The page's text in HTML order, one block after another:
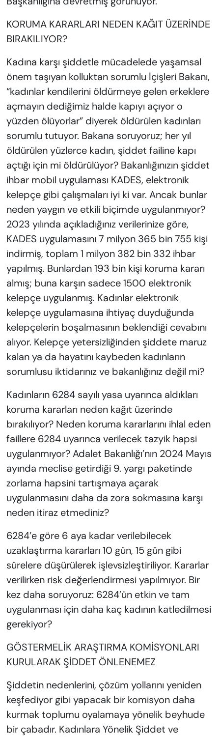
KORUMA KARARLARI NEDEN KAĞIT ÜZERİNDE
BIRAKILIYOR?
Kadına karşı şiddetle mücadelede yaşamsal
önem taşıyan kolluktan sorumlu İçişleri Bakanı,
“kadınlar kendilerini öldürmeye gelen erkeklere
açmayın dediğimiz halde kapıyı açıyor o
yüzden ölüyorlar” diyerek öldürülen kadınları
sorumlu tutuyor. Bakana soruyoruz; her yıl
öldürülen yüzlerce kadın, şiddet failine kapı
açtığı için mi öldürülüyor? Bakanlığınızın şiddet
ihbar mobil uygulaması KADES, elektronik
kelepçe gibi çalışmaları iyi ki var. Ancak bunlar
neden yaygın ve etkili biçimde uygulanmıyor?
2023 yılında açıkladığınız verilerinize göre,
KADES uygulamasını 7 milyon 365 bin 755 kişi
indirmiş, toplam 1 milyon 382 bin 332 ihbar
yapılmış. Bunlardan 193 bin kişi koruma kararı
almış; buna karşın sadece 1500 elektronik
kelepçe uygulanmış. Kadınlar elektronik
kelepçe uygulamasına ihtiyaç duyduğunda
kelepçelerin boşalmasının beklendiği cevabını
alıyor. Kelepçe yetersizliğinden şiddete maruz
kalan ya da hayatını kaybeden kadınların
sorumlusu iktidarınız ve bakanlığınız değil mi?
Kadınların 6284sayılı yasa uyarınca aldıkları
koruma kararları neden kağıt üzerinde
bırakılıyor? Neden koruma kararlarını ihlal eden
faillere 6284 uyarınca verilecek tazyik hapsi
uygulanmıyor? Adalet Bakanlığı’nın 2024 Mayıs
ayında meclise getirdiği 9. yargı paketinde
zorlama hapsini tartışmaya açarak
uygulanmasını daha da zora sokmasına karşı
neden itiraz etmediniz?
6284’e göre 6 aya kadar verilebilecek
uzaklaştırma kararları 10 gün, 15 gün gibi
sürelere düşürülerek işlevsizleştiriliyor. Kararlar
verilirken risk değerlendirmesi yapılmıyor. Bir
kez daha soruyoruz: 6284’ün etkin ve tam
uygulanması için daha kaç kadının katledilmesi
gerekiyor?
GÖSTERMELİK ARAŞTIRMA KOMİSYONLARI
KURULARAK ŞİDDET ÖNLENEMEZ
Şiddetin nedenlerini, çözüm yollarını yeniden
keşfediyor gibi yapacak bir komisyon daha
kurmak toplumu oyalamaya yönelik beyhude
bir çabadır. Kadınlara Yönelik Şiddet ve